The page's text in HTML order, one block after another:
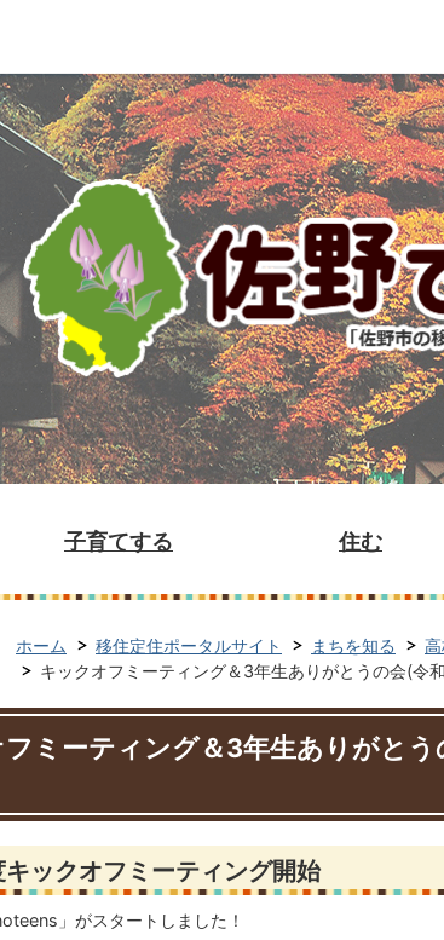
子育てする 住む
ホーム 移住定住ポータルサイト まちを知る
キックオフミーティング＆3年生ありがとうの会(令
ミーティング＆3年生ありがと
ックオフミーティング開始
」がスタートしました！